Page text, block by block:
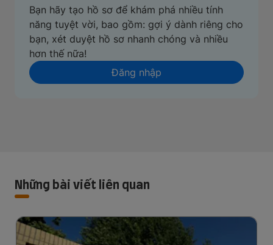
Bạn hãy tạo hồ sơ để khám phá nhiều tính
năng tuyệt vời, bao gồm: gợi ý dành riêng cho
bạn, xét duyệt hồ sơ nhanh chóng và nhiều
hơn thế nữa!
Đăng nhập
Những bài viết liên quan